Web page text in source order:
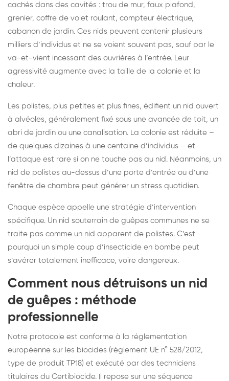
cachés dans des cavités : trou de mur, faux plafond,
grenier, coffre de volet roulant, compteur électrique,
cabanon de jardin. Ces nids peuvent contenir plusieurs
milliers d’individus et ne se voient souvent pas, sauf par le
va-et-vient incessant des ouvrières à l’entrée. Leur
agressivité augmente avec la taille de la colonie et la
chaleur.
Les polistes, plus petites et plus fines, édifient un nid ouvert
à alvéoles, généralement fixé sous une avancée de toit, un
abri de jardin ou une canalisation. La colonie est réduite –
de quelques dizaines à une centaine d’individus – et
l’attaque est rare si on ne touche pas au nid. Néanmoins, un
nid de polistes au-dessus d’une porte d’entrée ou d’une
fenêtre de chambre peut générer un stress quotidien.
Chaque espèce appelle une stratégie d’intervention
spécifique. Un nid souterrain de guêpes communes ne se
traite pas comme un nid apparent de polistes. C’est
pourquoi un simple coup d’insecticide en bombe peut
s’avérer totalement inefficace, voire dangereux.
Comment nous détruisons un nid
de guêpes : méthode
professionnelle
Notre protocole est conforme à la réglementation
européenne sur les biocides (règlement UE n° 528/2012,
type de produit TP18) et exécuté par des techniciens
titulaires du Certibiocide. Il repose sur une séquence